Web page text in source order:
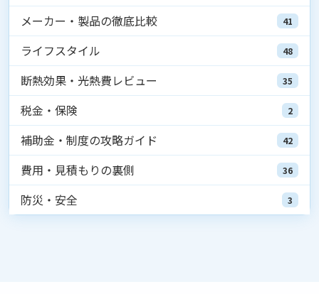
メーカー・製品の徹底比較 41
ライフスタイル 48
断熱効果・光熱費レビュー 35
税金・保険 2
補助金・制度の攻略ガイド 42
費用・見積もりの裏側 36
防災・安全 3